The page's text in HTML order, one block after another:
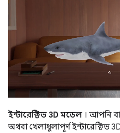
ইন্টারেক্টিভ 3D মডেল । আপনি
অথবা খেলাধুলাপূর্ণ ইন্টারেক্টিভ